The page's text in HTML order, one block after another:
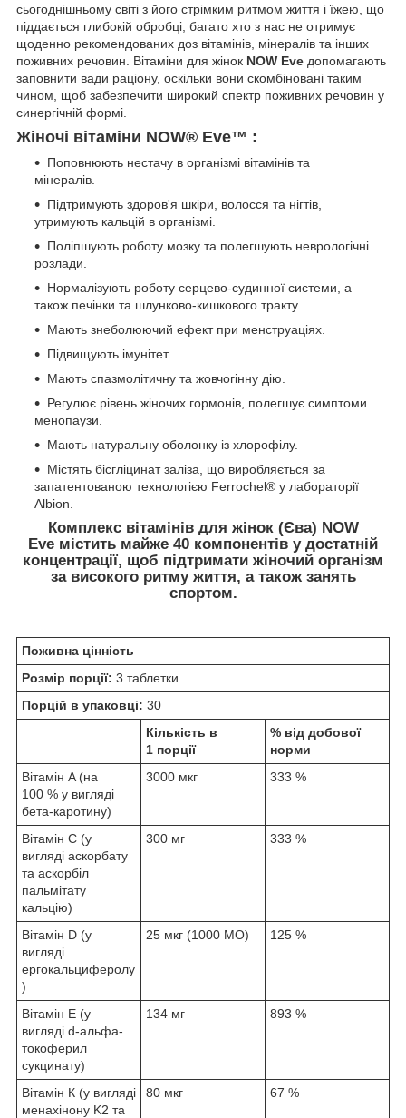
сьогоднішньому світі з його стрімким ритмом життя і їжею, що
піддається глибокій обробці, багато хто з нас не отримує
щоденно рекомендованих доз вітамінів, мінералів та інших
поживних речовин. Вітаміни для жінок NOW Eve допомагають
заповнити вади раціону, оскільки вони скомбіновані таким
чином, щоб забезпечити широкий спектр поживних речовин у
синергічній формі.
Жіночі вітаміни NOW® Eve™ :
Поповнюють нестачу в організмі вітамінів та
мінералів.
Підтримують здоров'я шкіри, волосся та нігтів,
утримують кальцій в організмі.
Поліпшують роботу мозку та полегшують неврологічні
розлади.
Нормалізують роботу серцево-судинної системи, а
також печінки та шлунково-кишкового тракту.
Мають знеболюючий ефект при менструаціях.
Підвищують імунітет.
Мають спазмолітичну та жовчогінну дію.
Регулює рівень жіночих гормонів, полегшує симптоми
менопаузи.
Мають натуральну оболонку із хлорофілу.
Містять бісгліцинат заліза, що виробляється за
запатентованою технологією Ferrochel® у лабораторії
Albion.
Комплекс вітамінів для жінок (Єва) NOW
Eve містить майже 40 компонентів у достатній
концентрації, щоб підтримати жіночий організм
за високого ритму життя, а також занять
спортом.
Поживна цінність
Розмір порції: 3 таблетки
Порцій в упаковці: 30
Кількість в
1 порції
% від добової
норми
Вітамін A (на
100 % у вигляді
бета-каротину)
3000 мкг 333 %
Вітамін C (у
вигляді аскорбату
та аскорбіл
пальмітату
кальцію)
300 мг 333 %
Вітамін D (у
вигляді
ергокальциферолу
)
25 мкг (1000 МО) 125 %
Вітамін E (у
вигляді d-альфа-
токоферил
сукцинату)
134 мг 893 %
Вітамін К (у вигляді
менахінону K2 та
80 мкг 67 %